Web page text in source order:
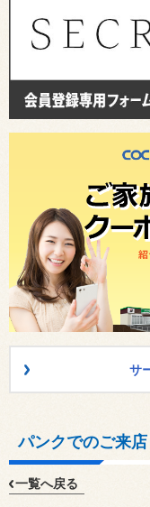
サ
パンクでのご来店
一覧へ戻る